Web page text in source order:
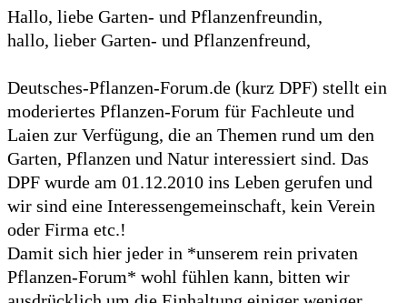
Hallo, liebe Garten- und Pflanzenfreundin,
hallo, lieber Garten- und Pflanzenfreund,
Deutsches-Pflanzen-Forum.de (kurz DPF) stellt ein
moderiertes Pflanzen-Forum für Fachleute und
Laien zur Verfügung, die an Themen rund um den
Garten, Pflanzen und Natur interessiert sind. Das
DPF wurde am 01.12.2010 ins Leben gerufen und
wir sind eine Interessengemeinschaft, kein Verein
oder Firma etc.!
Damit sich hier jeder in *unserem rein privaten
Pflanzen-Forum* wohl fühlen kann, bitten wir